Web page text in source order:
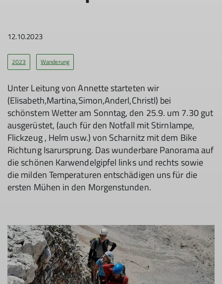
12.10.2023
2023 Wanderung
Unter Leitung von Annette starteten wir
(Elisabeth,Martina,Simon,Anderl,Christl) bei
schönstem Wetter am Sonntag, den 25.9. um 7.30 gut
ausgerüstet, (auch für den Notfall mit Stirnlampe,
Flickzeug , Helm usw.) von Scharnitz mit dem Bike
Richtung Isarursprung. Das wunderbare Panorama auf
die schönen Karwendelgipfel links und rechts sowie
die milden Temperaturen entschädigen uns für die
ersten Mühen in den Morgenstunden.